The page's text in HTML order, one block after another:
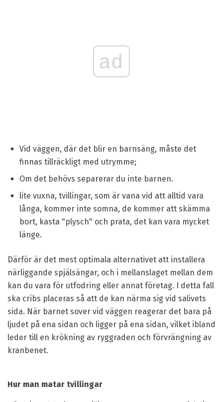
ad
Vid väggen, där det blir en barnsäng, måste det
finnas tillräckligt med utrymme;
Om det behövs separerar du inte barnen.
lite vuxna, tvillingar, som är vana vid att alltid vara
långa, kommer inte somna, de kommer att skämma
bort, kasta "plysch" och prata, det kan vara mycket
länge.
Därför är det mest optimala alternativet att installera
närliggande spjälsängar, och i mellanslaget mellan dem
kan du vara för utfodring eller annat företag. I detta fall
ska cribs placeras så att de kan närma sig vid salivets
sida. När barnet sover vid väggen reagerar det bara på
ljudet på ena sidan och ligger på ena sidan, vilket ibland
leder till en krökning av ryggraden och förvrängning av
kranbenet.
Hur man matar tvillingar